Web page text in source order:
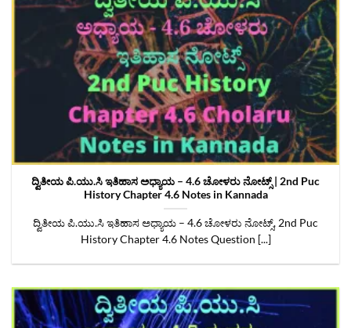
ದ್ವಿತೀಯ ಪಿ.ಯು.ಸಿ ಇತಿಹಾಸ ಅಧ್ಯಾಯ – 4.6 ಚೋಳರು ನೋಟ್ಸ್‌ | 2nd Puc
History Chapter 4.6 Notes in Kannada
ದ್ವಿತೀಯ ಪಿ.ಯು.ಸಿ ಇತಿಹಾಸ ಅಧ್ಯಾಯ – 4.6 ಚೋಳರು ನೋಟ್ಸ್‌, 2nd Puc
History Chapter 4.6 Notes Question [...]